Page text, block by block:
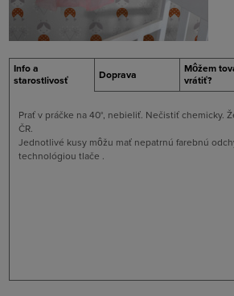
Info a
starostlivosť
Doprava
Môžem
vrátiť?
Prať v práčke na 40°, nebieliť. Nečistiť chemicky.
ČR.
Jednotlivé kusy môžu mať nepatrnú farebnú
technológiou tlače .